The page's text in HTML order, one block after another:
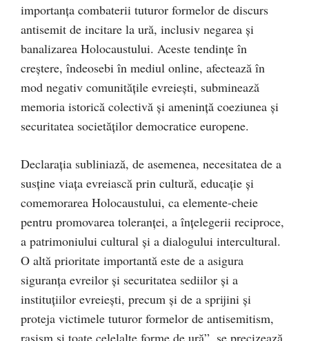
importanța combaterii tuturor formelor de discurs
antisemit de incitare la ură, inclusiv negarea și
banalizarea Holocaustului. Aceste tendințe în
creștere, îndeosebi în mediul online, afectează în
mod negativ comunitățile evreiești, subminează
memoria istorică colectivă și amenință coeziunea și
securitatea societăților democratice europene.
Declarația subliniază, de asemenea, necesitatea de a
susține viața evreiască prin cultură, educație și
comemorarea Holocaustului, ca elemente-cheie
pentru promovarea toleranței, a înțelegerii reciproce,
a patrimoniului cultural și a dialogului intercultural.
O altă prioritate importantă este de a asigura
siguranța evreilor și securitatea sediilor și a
instituțiilor evreiești, precum și de a sprijini și
proteja victimele tuturor formelor de antisemitism,
rasism și toate celelalte forme de ură”, se precizează